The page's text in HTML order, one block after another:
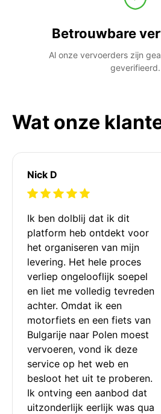
Betrouwbare
Al onze vervoerders zijn
geverifieerd.
Wat onze
Nick D
Ik ben dolblij dat ik dit
platform heb ontdekt voor
het organiseren van mijn
levering. Het hele proces
verliep ongelooflijk soepel
en liet me volledig tevreden
achter. Omdat ik een
motorfiets en een fiets van
Bulgarije naar Polen moest
vervoeren, vond ik deze
service op het web en
besloot het uit te proberen.
Ik ontving een aanbod dat
uitzonderlijk eerlijk was qua